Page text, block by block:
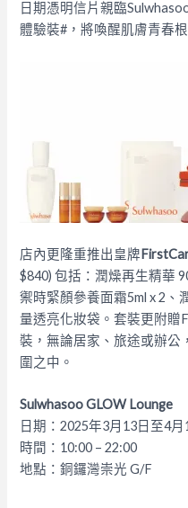
日期憑明信片親臨
體驗裝#，將喚醒肌膚青春
店內更隆重推出皇牌
$840) 包括：潤燥再生精華
禦時緊顏參養面霜5ml x 2、
量透亮化妝袋。套裝更附贈
裝，無論居家、旅途或辦公
圍之中。
Sulwhasoo GLOW Lounge
日期：2025年3月13日至4月
時間：10:00 – 22:00
地點：銅鑼灣崇光 G/F